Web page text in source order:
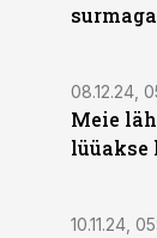
08.12.24,
Meie
lüüakse
10.11.24,